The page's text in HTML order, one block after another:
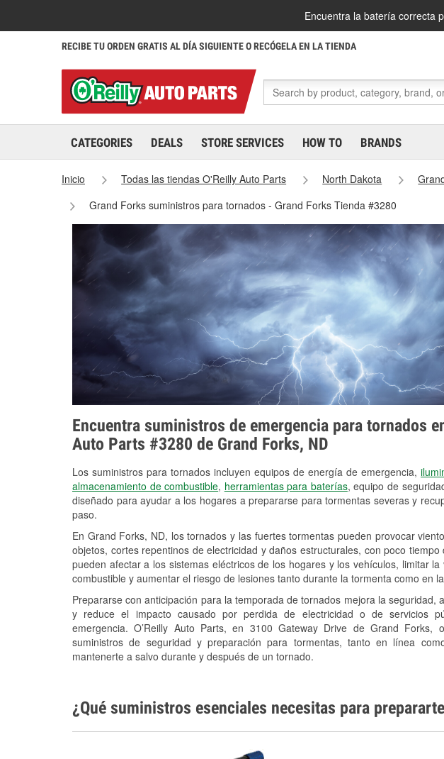
Encuentra la batería correcta
RECIBE TU ORDEN GRATIS AL DÍA SIGUIENTE O RECÓGELA EN LA TIENDA
CATEGORIES DEALS STORE SERVICES HOW TO BRANDS
Inicio Todas las tiendas O'Reilly Auto Parts North Dakota
Grand Forks suministros para tornados - Grand Forks Tienda #3280
Encuentra suministros de emergencia para tornados
Auto Parts #3280 de Grand Forks, ND
Los suministros para tornados incluyen equipos de energía de emergencia,
almacenamiento de combustible, herramientas para baterías, equipo de
diseñado para ayudar a los hogares a prepararse para tormentas severas y
paso.
En Grand Forks, ND, los tornados y las fuertes tormentas pueden provocar
objetos, cortes repentinos de electricidad y daños estructurales, con poco
pueden afectar a los sistemas eléctricos de los hogares y los vehículos, limitar
combustible y aumentar el riesgo de lesiones tanto durante la tormenta como en
Prepararse con anticipación para la temporada de tornados mejora la seguridad,
y reduce el impacto causado por perdida de electricidad o de servicios
emergencia. O’Reilly Auto Parts, en 3100 Gateway Drive de Grand Forks,
suministros de seguridad y preparación para tormentas, tanto en línea
mantenerte a salvo durante y después de un tornado.
¿Qué suministros esenciales necesitas para